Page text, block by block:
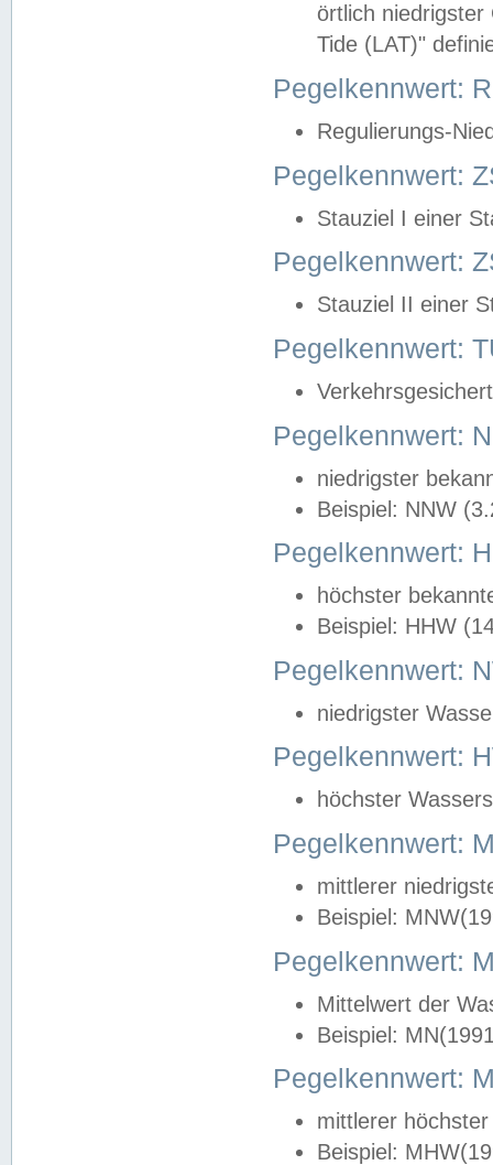
örtlich
Tide (LAT)"
Pegelkennwert:
Regulierungs-
Pegelkennwert:
Stauziel I einer
Pegelkennwert:
Stauziel II einer
Pegelkennwert:
Pegelkennwert:
niedrigster
Beispiel: NNW
Pegelkennwert:
höchster
Beispiel: HHW
Pegelkennwert:
niedrigster
Pegelkennwert:
höchster
Pegelkennwert:
mittlerer
Beispiel:
Pegelkennwert:
Mittelwert der
Beispiel:
Pegelkennwert:
mittlerer
Beispiel: